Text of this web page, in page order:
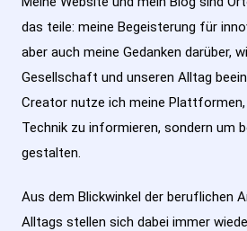
das teile: meine Begeisterung für
aber auch meine Gedanken darüber,
Gesellschaft und unseren Alltag
Creator nutze ich meine
Technik zu informieren, sondern um
gestalten.
Aus dem Blickwinkel der beruflichen
Alltags stellen sich dabei immer